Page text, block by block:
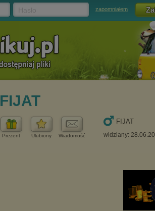
zapomniałem
FIJAT
Prezent Ulubiony Wiadomość
FIJAT
widziany: